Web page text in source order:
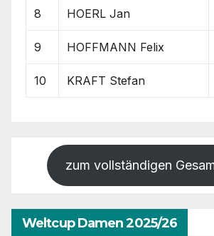
8 HOERL Jan
9 HOFFMANN Felix
10 KRAFT Stefan
zum vollständigen
Weltcup Damen 2025/26